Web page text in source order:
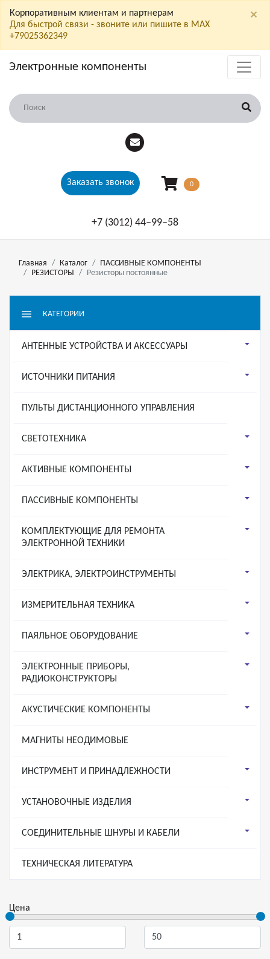
Корпоративным клиентам и партнерам
Для быстрой связи - звоните или пишите в МАХ
+79025362349
×
Электронные компоненты
Заказать звонок 0
+7 (3012) 44‒99‒58
Главная Каталог
ПАССИВНЫЕ КОМПОНЕНТЫ
РЕЗИСТОРЫ
Резисторы постоянные
КАТЕГОРИИ
АНТЕННЫЕ УСТРОЙСТВА И АКСЕССУАРЫ
ИСТОЧНИКИ ПИТАНИЯ
ПУЛЬТЫ ДИСТАНЦИОННОГО УПРАВЛЕНИЯ
СВЕТОТЕХНИКА
АКТИВНЫЕ КОМПОНЕНТЫ
ПАССИВНЫЕ КОМПОНЕНТЫ
КОМПЛЕКТУЮЩИЕ ДЛЯ РЕМОНТА
ЭЛЕКТРОННОЙ ТЕХНИКИ
ЭЛЕКТРИКА, ЭЛЕКТРОИНСТРУМЕНТЫ
ИЗМЕРИТЕЛЬНАЯ ТЕХНИКА
ПАЯЛЬНОЕ ОБОРУДОВАНИЕ
ЭЛЕКТРОННЫЕ ПРИБОРЫ,
РАДИОКОНСТРУКТОРЫ
АКУСТИЧЕСКИЕ КОМПОНЕНТЫ
МАГНИТЫ НЕОДИМОВЫЕ
ИНСТРУМЕНТ И ПРИНАДЛЕЖНОСТИ
УСТАНОВОЧНЫЕ ИЗДЕЛИЯ
СОЕДИНИТЕЛЬНЫЕ ШНУРЫ И КАБЕЛИ
ТЕХНИЧЕСКАЯ ЛИТЕРАТУРА
Цена